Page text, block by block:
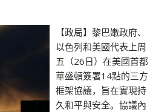
【政局】黎巴嫩政府、
以色列和美國代表上周
五（26日）在美國首都
華盛頓簽署14點的三方
框架協議，旨在實現持
久和平與安全。協議內